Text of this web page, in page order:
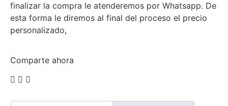
finalizar la compra le atenderemos por Whatsapp. De
esta forma le diremos al final del proceso el precio
personalizado,
Comparte ahora